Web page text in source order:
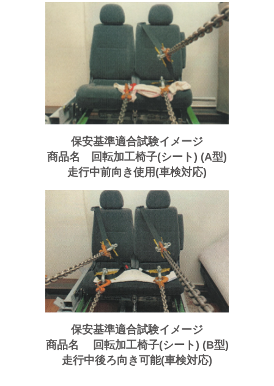
保安基準適合試験イメージ
商品名 回転加工椅子(シート) (A型)
走行中前向き使用(車検対応)
保安基準適合試験イメージ
商品名 回転加工椅子(シート) (B型)
走行中後ろ向き可能(車検対応)